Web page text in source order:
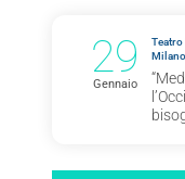
29
Gennaio
Teatro
Milano